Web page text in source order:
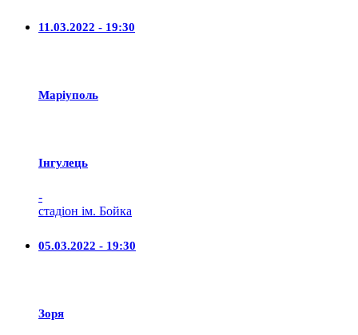
11.03.2022 - 19:30
Маріуполь
Iнгулець
-
стадіон ім. Бойка
05.03.2022 - 19:30
Зоря